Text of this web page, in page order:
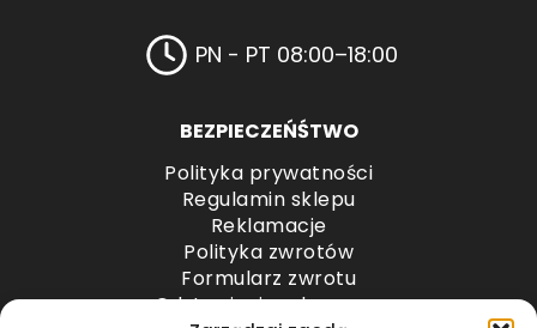
PN - PT 08:00–18:00
BEZPIECZEŃŚTWO
Polityka prywatności
Regulamin sklepu
Reklamacje
Polityka zwrotów
Formularz zwrotu
Odstąpienie od umowy